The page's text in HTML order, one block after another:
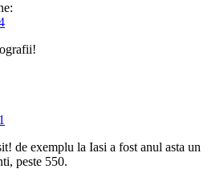
de exemplu la Iasi a fost anul asta un
peste 550.